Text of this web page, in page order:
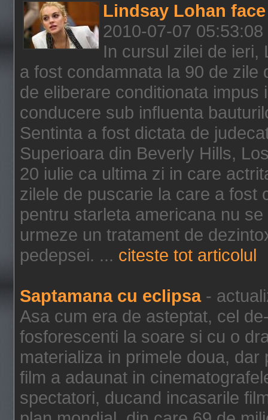
Lindsay Lohan
2010-07-07 05:53:08
In cursul zilei de ieri,
a fost condamnata la 90 de
de eliberare conditionata
conducere sub influenta
Sentinta a fost dictata de
Superioara din Beverly Hills,
20 iulie ca ultima zi in care
zilele de puscarie la care a fost
pentru starleta americana nu
urmeze un tratament de
pedepsei. ... citeste tot articolul
Saptamana cu eclipsa-
Asa cum era de asteptat, cel
fosforescenti la soare si cu o
materializa in primele doua,
film a adaunat in
spectatori, ducand incasarile